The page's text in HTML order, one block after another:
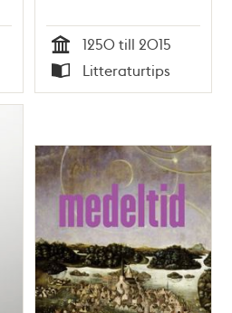
Tid
1250 till 2015
Typ
Litteraturtips